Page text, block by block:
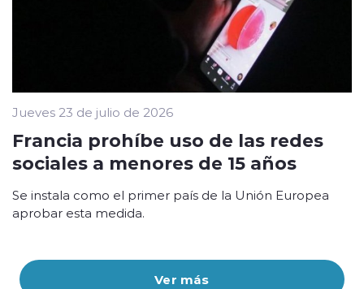
Ver más
Jueves 23 de julio de 2026
Francia prohíbe uso de las redes
sociales a menores de 15 años
Se instala como el primer país de la Unión Europea
aprobar esta medida.